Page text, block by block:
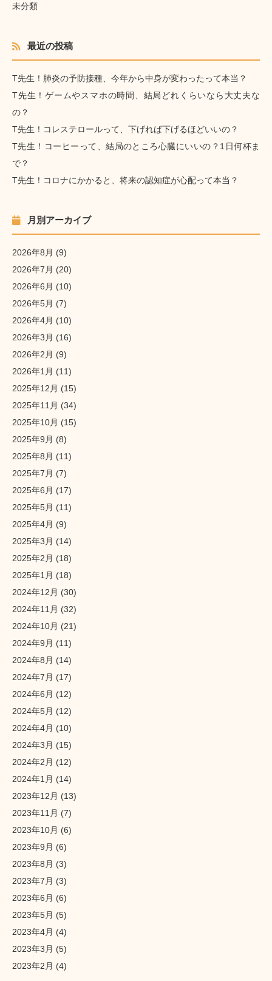
未分類
最近の投稿
T先生！肺炎の予防接種、今年から中身が変わったって本当？
T先生！ゲームやスマホの時間、結局どれくらいなら大丈夫な
の？
T先生！コレステロールって、下げれば下げるほどいいの？
T先生！コーヒーって、結局のところ心臓にいいの？1日何杯ま
で？
T先生！コロナにかかると、将来の認知症が心配って本当？
月別アーカイブ
2026年8月 (9)
2026年7月 (20)
2026年6月 (10)
2026年5月 (7)
2026年4月 (10)
2026年3月 (16)
2026年2月 (9)
2026年1月 (11)
2025年12月 (15)
2025年11月 (34)
2025年10月 (15)
2025年9月 (8)
2025年8月 (11)
2025年7月 (7)
2025年6月 (17)
2025年5月 (11)
2025年4月 (9)
2025年3月 (14)
2025年2月 (18)
2025年1月 (18)
2024年12月 (30)
2024年11月 (32)
2024年10月 (21)
2024年9月 (11)
2024年8月 (14)
2024年7月 (17)
2024年6月 (12)
2024年5月 (12)
2024年4月 (10)
2024年3月 (15)
2024年2月 (12)
2024年1月 (14)
2023年12月 (13)
2023年11月 (7)
2023年10月 (6)
2023年9月 (6)
2023年8月 (3)
2023年7月 (3)
2023年6月 (6)
2023年5月 (5)
2023年4月 (4)
2023年3月 (5)
2023年2月 (4)